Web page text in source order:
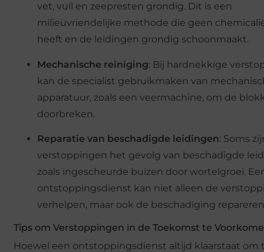
vet, vuil en zeepresten grondig. Dit is een
milieuvriendelijke methode die geen
heeft en de leidingen grondig schoonmaakt.
Mechanische reiniging: Bij hardnekkige
kan de specialist gebruikmaken van
apparatuur, zoals een veermachine, om de
doorbreken.
Reparatie van beschadigde leidingen: Soms
verstoppingen het gevolg van beschadigde
zoals ingescheurde buizen door wortelgroei.
ontstoppingsdienst kan niet alleen de
verhelpen, maar ook de beschadiging
Tips om Verstoppingen in de Toekomst te
Hoewel een ontstoppingsdienst altijd klaarstaat om